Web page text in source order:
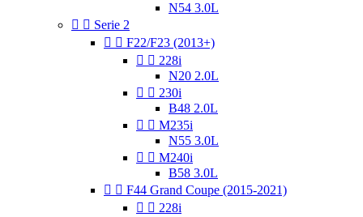
N54 3.0L
  Serie 2
  F22/F23 (2013+)
  228i
N20 2.0L
  230i
B48 2.0L
  M235i
N55 3.0L
  M240i
B58 3.0L
  F44 Grand Coupe (2015-2021)
  228i